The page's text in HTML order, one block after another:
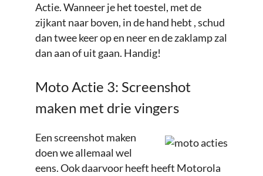
Actie. Wanneer je het toestel, met de
zijkant naar boven, in de hand hebt , schud
dan twee keer op en neer en de zaklamp zal
dan aan of uit gaan. Handig!
Moto Actie 3: Screenshot
maken met drie vingers
Een screenshot maken
doen we allemaal wel
eens. Ook daarvoor heeft heeft Motorola